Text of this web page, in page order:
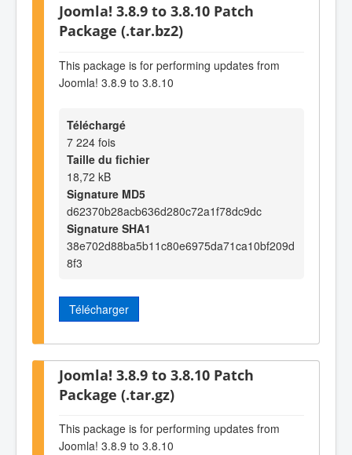
Joomla! 3.8.9 to 3.8.10 Patch
Package (.tar.bz2)
This package is for performing updates from
Joomla! 3.8.9 to 3.8.10
Téléchargé
7 224 fois
Taille du fichier
18,72 kB
Signature MD5
d62370b28acb636d280c72a1f78dc9dc
Signature SHA1
38e702d88ba5b11c80e6975da71ca10bf209d
8f3
Télécharger
Joomla! 3.8.9 to 3.8.10 Patch
Package (.tar.gz)
This package is for performing updates from
Joomla! 3.8.9 to 3.8.10